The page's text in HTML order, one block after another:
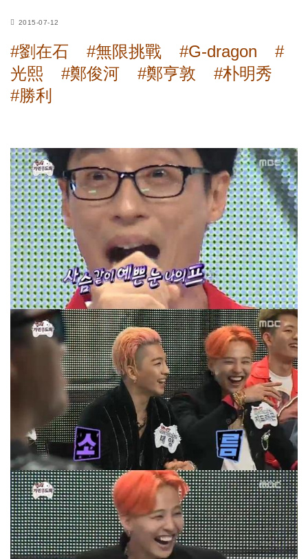
2015-07-12
#劉在石 #無限挑戰 #G-dragon
#
光熙
#鄭俊河 #鄭亨敦
#朴明秀
#勝利